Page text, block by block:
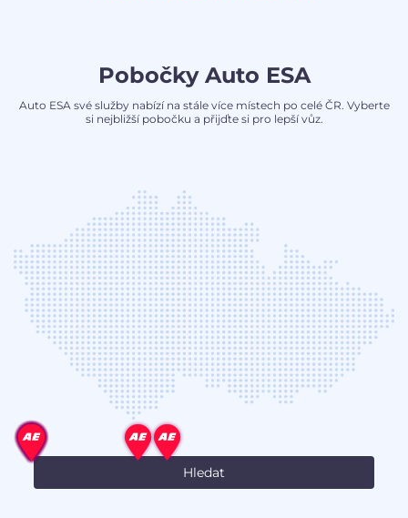
Pobočky Auto ESA
Auto ESA své služby nabízí na stále více místech po celé ČR. Vyberte
si nejbližší pobočku a přijďte si pro lepší vůz.